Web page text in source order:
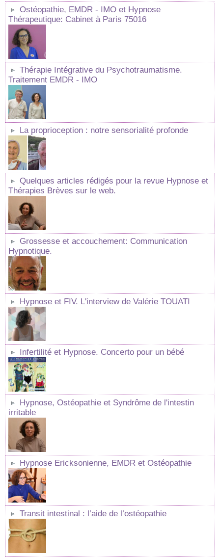
Ostéopathie, EMDR - IMO et Hypnose
Thérapeutique: Cabinet à Paris 75016
Thérapie Intégrative du Psychotraumatisme.
Traitement EMDR - IMO
La proprioception : notre sensorialité profonde
Quelques articles rédigés pour la revue Hypnose et
Thérapies Brèves sur le web.
Grossesse et accouchement: Communication
Hypnotique.
Hypnose et FIV. L'interview de Valérie TOUATI
Infertilité et Hypnose. Concerto pour un bébé
Hypnose, Ostéopathie et Syndrôme de l'intestin
irritable
Hypnose Ericksonienne, EMDR et Ostéopathie
Transit intestinal : l’aide de l’ostéopathie